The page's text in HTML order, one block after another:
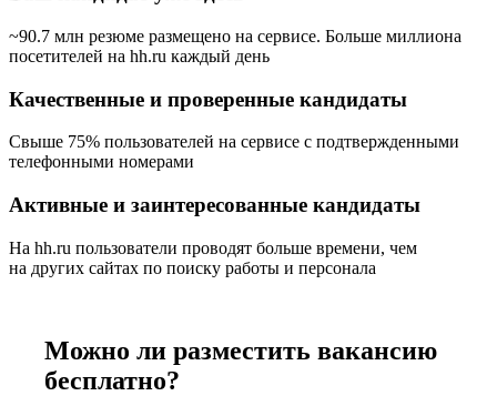
~90.7 млн резюме размещено на сервисе. Больше миллиона
посетителей на hh.ru каждый день
Качественные и проверенные кандидаты
Свыше 75% пользователей на сервисе с подтвержденными
телефонными номерами
Активные и заинтересованные кандидаты
На hh.ru пользователи проводят больше времени, чем
на других сайтах по поиску работы и персонала
Можно ли разместить вакансию
бесплатно?